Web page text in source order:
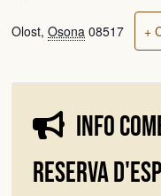
Olost, Osona 08517 +
Info
reserva